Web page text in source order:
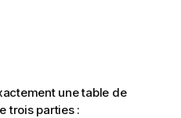
une table de
trois parties :